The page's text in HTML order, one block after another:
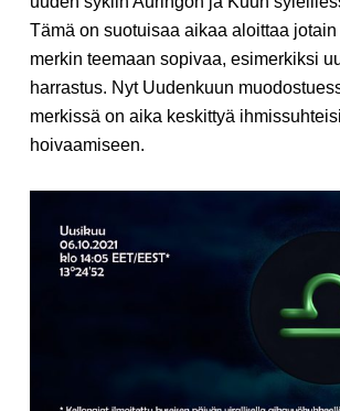
Tämä on suotuisaa aikaa aloittaa
merkin teemaan sopivaa, esimerkiksi
harrastus. Nyt Uudenkuun
merkissä on aika keskittyä
hoivaamiseen.